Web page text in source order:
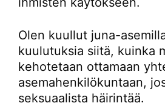
Olen kuullut juna-
kuulutuksia siitä, kuinka
kehotetaan ottamaan
asemahenkilökuntaan,
seksuaalista häirintää.